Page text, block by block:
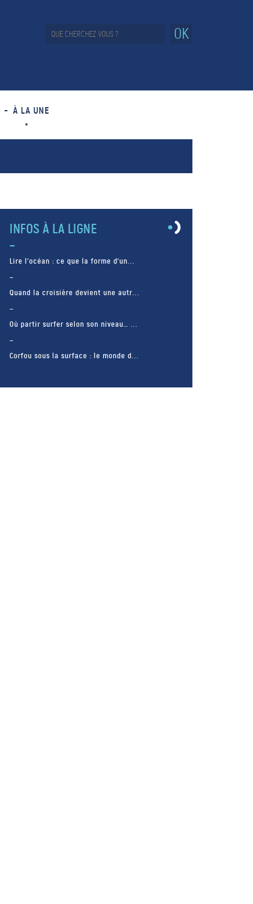
OK
À LA UNE
INFOS À LA LIGNE
Lire l’océan : ce que la forme d’un...
Quand la croisière devient une autr...
Où partir surfer selon son niveau… ...
Corfou sous la surface : le monde d...